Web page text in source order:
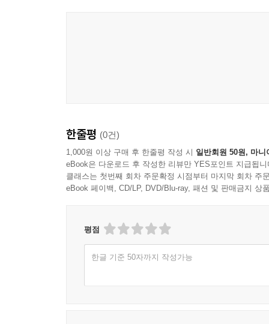
03 그린에너지와 탄소중립 산업전환
04 바이오·헬스케어 산업 육성 전략
05 농업·지역산업의 고부가가치화
06 문화콘텐츠 산업의 글로벌화
07 인프라 투자, 물적 기반에서 디지털 기반으로
09 과학기술기반의 중장기 성장전략
10 국방산업과 우주산업, 성장의 숨은 동력
한줄평 (0건)
1,000원 이상 구매 후 한줄평 작성 시 일반회원 50원, 마니
eBook은 다운로드 후 작성한 리뷰만 YES포인트 지급됩니
클래스는 첫번째 회차 주문확정 시점부터 마지막 회차 주
eBook 페이백, CD/LP, DVD/Blu-ray, 패션 및 판매금지 상
평점
한글 기준 50자까지 작성가능